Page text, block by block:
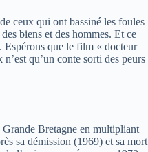
ceux qui ont bassiné les foules
biens et des hommes. Et ce
Espérons que le film « docteur
qu’un conte sorti des peurs
Grande Bretagne en multipliant
sa démission (1969) et sa mort